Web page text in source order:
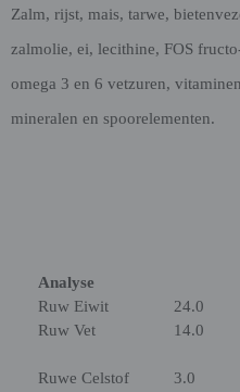
Zalm, rijst, mais, tarwe,
zalmolie, ei, lecithine, FOS
omega 3 en 6 vetzuren,
mineralen en spoorelementen.
Analyse
Ruw Eiwit
24.0
Ruw Vet
14.0
Ruwe Celstof
3.0